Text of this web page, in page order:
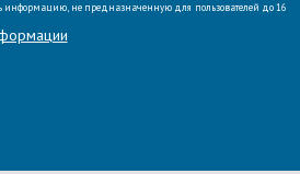
информацию, не предназначенную для пользователей до 16